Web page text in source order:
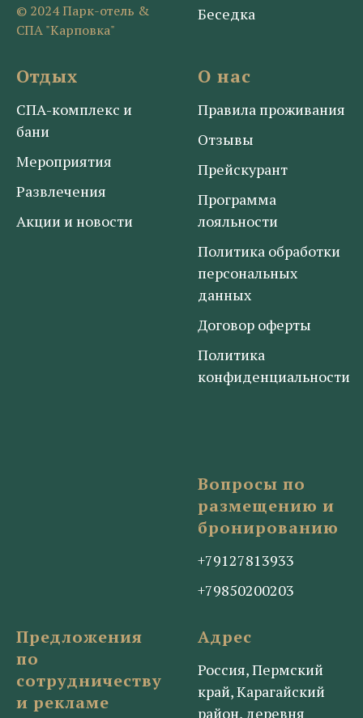
© 2024 Парк-отель &
СПА "Карповка"
Беседка
Отдых
СПА-комплекс и
бани
Мероприятия
Развлечения
Акции и новости
О нас
Правила проживания
Отзывы
Прейскурант
Программа
лояльности
Политика обработки
персональных
данных
Договор оферты
Политика
конфиденциальности
Вопросы по
размещению и
бронированию
+79127813933
+79850200203
Предложения
по
сотрудничеству
и рекламе
Адрес
Россия, Пермский
край, Карагайский
район, деревня